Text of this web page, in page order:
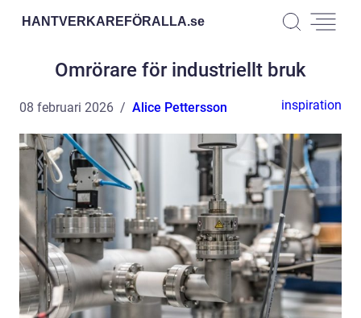
HANTVERKAREFÖRALLA.se
Omrörare för industriellt bruk
08 februari 2026 Alice Pettersson inspiration